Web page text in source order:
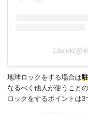
地球ロックをする場合は
なるべく他人が使うこと
ロックをするポイントは3